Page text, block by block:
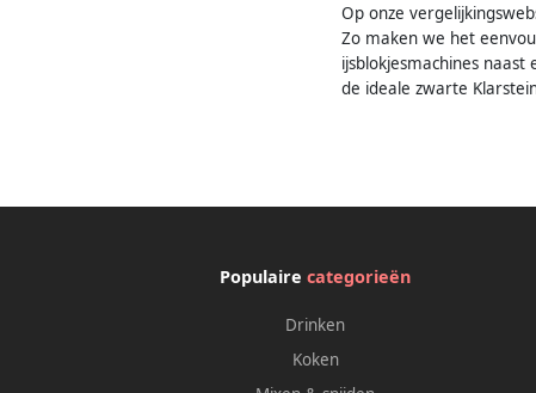
Op onze
Zo maken we het
ijsblokjesmachines
de ideale zwarte
Populairecategorieën
Drinken
Koken